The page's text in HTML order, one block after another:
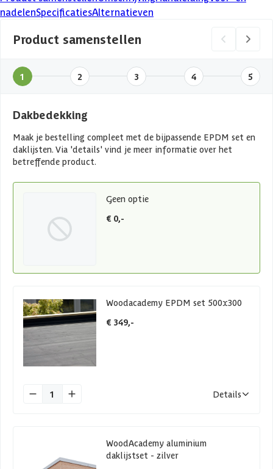
nadelenSpecificatiesAlternatieven
Product samenstellen
1 2 3 4 5
Dakbedekking
Maak je bestelling compleet met de bijpassende EPDM set en
daklijsten. Via 'details' vind je meer informatie over het
betreffende product.
Geen optie
€ 0,-
Woodacademy EPDM set 500x300
€ 349,-
1 Details
WoodAcademy aluminium
daklijstset - zilver